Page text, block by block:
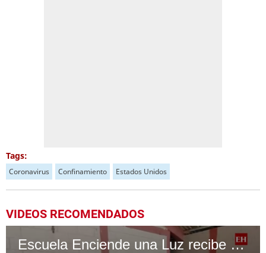
Tags:
Coronavirus Confinamiento Estados Unidos
VIDEOS RECOMENDADOS
Escuela Enciende una Luz recibe cuadernos Quick, gracias a la Maratón del Saber